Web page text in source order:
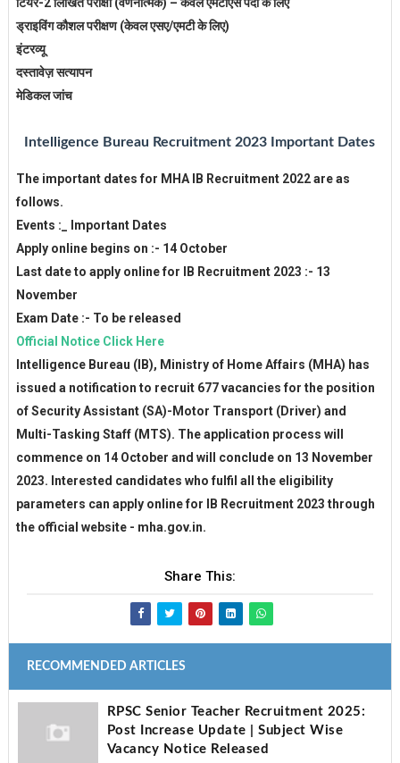
ड्राइविंग कौशल परीक्षण (केवल एसए/एमटी के लिए)
इंटरव्यू
दस्तावेज़ सत्यापन
मेडिकल जांच
Intelligence Bureau Recruitment 2023 Important Dates
The important dates for MHA IB Recruitment 2022 are as
follows.
Events :_ Important Dates
Apply online begins on :- 14 October
Last date to apply online for IB Recruitment 2023 :- 13
November
Exam Date :- To be released
Official Notice Click Here
Intelligence Bureau (IB), Ministry of Home Affairs (MHA) has
issued a notification to recruit 677 vacancies for the position
of Security Assistant (SA)-Motor Transport (Driver) and
Multi-Tasking Staff (MTS). The application process will
commence on 14 October and will conclude on 13 November
2023. Interested candidates who fulfil all the eligibility
parameters can apply online for IB Recruitment 2023 through
the official website - mha.gov.in.
Share This:
RECOMMENDED ARTICLES
RPSC Senior Teacher Recruitment 2025:
Post Increase Update | Subject Wise
Vacancy Notice Released